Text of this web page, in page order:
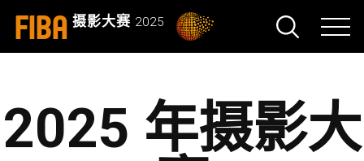
FIBA 摄影大赛2025
2025 年摄影大